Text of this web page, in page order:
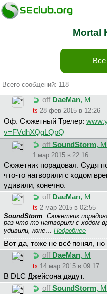
Mortal
Всего сообщений: 118
off DaeMan, М
ts 28 фев 2015 в 12:26
Оф. Сюжетный Трелер:
v=FVdhXQgLQpQ
off SoundStorm, М
1 мар 2015 в 22:16
Сюжетник порадовал. Судя
что-то натворили с ходом
удивили, конечно.
off DaeMan, М
ts 2 мар 2015 в 02:55
SoundStorm: Сюжетник
раз что-то натворили с ходом
удивили, коне… Подробнее
Вот да, тоже не всё понял, но
off DaeMan, М
ts 14 мар 2015 в 09:17
В DLC Джейсона дадут.
off SoundStorm, М